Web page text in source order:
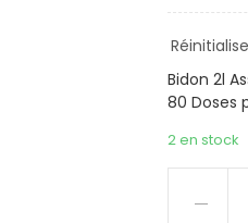
Bidon 2l
80 Doses
2 en stock